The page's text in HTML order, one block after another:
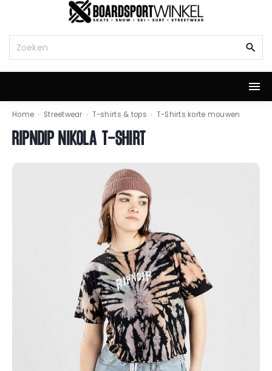
r
e
k
a
Home › Streetwear › T-shirts & tops › T-Shirts korte mouwen
RIPNDIP NIKOLA T-SHIRT